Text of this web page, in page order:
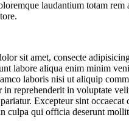
laudantium totam rem
sit amet, consecte
labore aliqua enim minim
laboris nisi ut aliquip
in reprehenderit in voluptate
Excepteur sint occaecat
culpa qui officia deserunt